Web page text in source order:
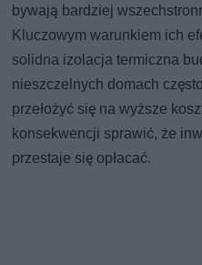
bywają bardziej
Kluczowym warunkiem ich
solidna izolacja termiczna
nieszczelnych domach
przełożyć się na wyższe
konsekwencji sprawić, że
przestaje się opłacać.